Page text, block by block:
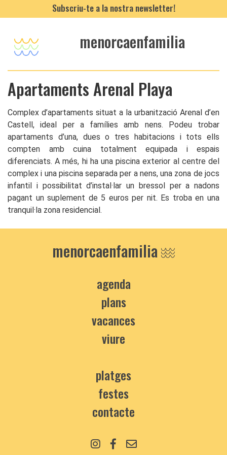
Subscriu-te a la nostra newsletter!
menorcaenfamilia
Apartaments Arenal Playa
Complex d’apartaments situat a la urbanització Arenal d’en
Castell, ideal per a famílies amb nens. Podeu trobar
apartaments d’una, dues o tres habitacions i tots ells
compten amb cuina totalment equipada i espais
diferenciats. A més, hi ha una piscina exterior al centre del
complex i una piscina separada per a nens, una zona de jocs
infantil i possibilitat d’instal·lar un bressol per a nadons
pagant un suplement de 5 euros per nit. Es troba en una
tranquil·la zona residencial.
menorcaenfamilia
agenda
plans
vacances
viure
platges
festes
contacte